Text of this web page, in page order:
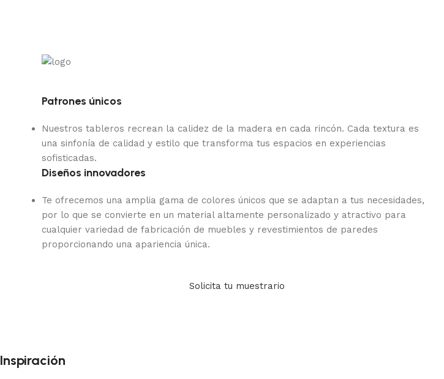
Patrones únicos
Nuestros tableros recrean la calidez de la madera en cada rincón. Cada textura es
una sinfonía de calidad y estilo que transforma tus espacios en experiencias
sofisticadas.
Diseños innovadores
Te ofrecemos una amplia gama de colores únicos que se adaptan a tus necesidades,
por lo que se convierte en un material altamente personalizado y atractivo para
cualquier variedad de fabricación de muebles y revestimientos de paredes
proporcionando una apariencia única.
Solicita tu muestrario
Inspiración